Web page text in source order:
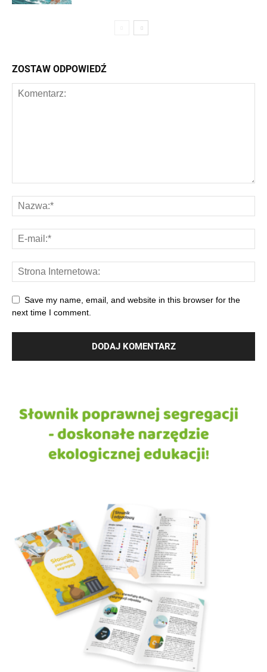
ZOSTAW ODPOWIEDŹ
Save my name, email, and website in this browser for the
next time I comment.